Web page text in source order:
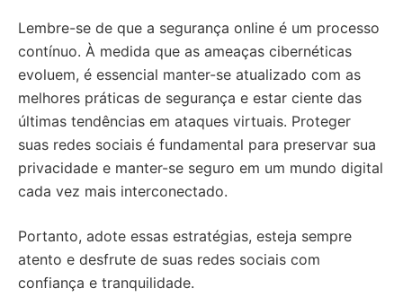
Lembre-se de que a segurança online é um processo
contínuo. À medida que as ameaças cibernéticas
evoluem, é essencial manter-se atualizado com as
melhores práticas de segurança e estar ciente das
últimas tendências em ataques virtuais. Proteger
suas redes sociais é fundamental para preservar sua
privacidade e manter-se seguro em um mundo digital
cada vez mais interconectado.
Portanto, adote essas estratégias, esteja sempre
atento e desfrute de suas redes sociais com
confiança e tranquilidade.